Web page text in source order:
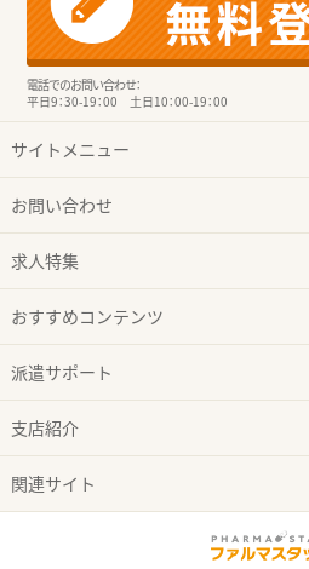
電話でのお問い合わせ：
平日9：30-19：00 土日10：00-19：00
サイトメニュー
お問い合わせ
求人特集
おすすめコンテンツ
派遣サポート
支店紹介
関連サイト